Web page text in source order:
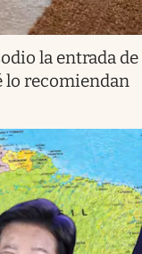
la entrada de
lo recomiendan